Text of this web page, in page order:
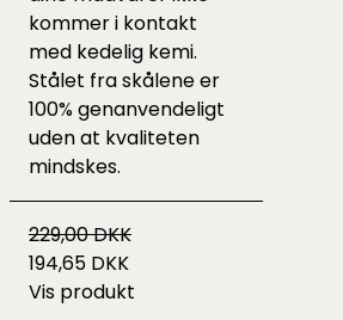
kommer i kontakt
med kedelig kemi.
Stålet fra skålene er
100% genanvendeligt
uden at kvaliteten
mindskes.
229,00 DKK
194,65 DKK
Vis produkt